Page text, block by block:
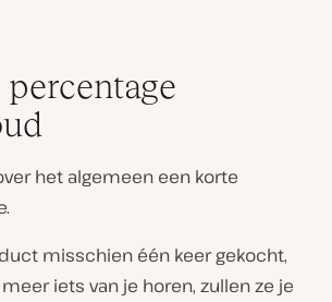
het algemeen een korte
misschien één keer gekocht,
iets van je horen, zullen ze je